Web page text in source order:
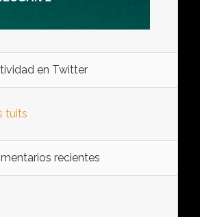
en Twitter
tuits
recientes